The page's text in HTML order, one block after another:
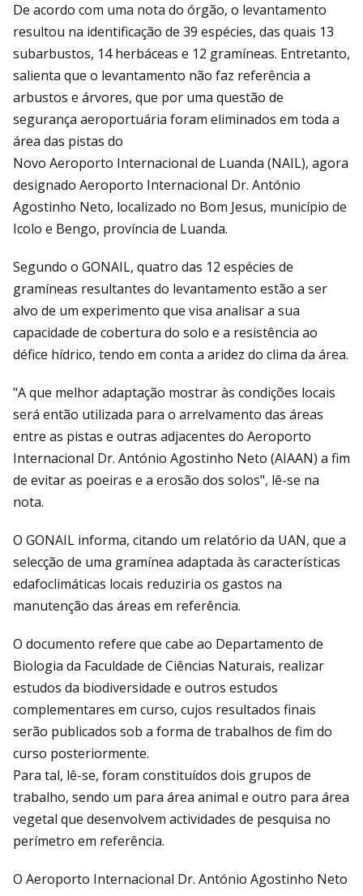
De acordo com uma nota do órgão, o levantamento
resultou na identificação de 39 espécies, das quais 13
subarbustos, 14 herbáceas e 12 gramíneas. Entretanto,
salienta que o levantamento não faz referência a
arbustos e árvores, que por uma questão de
segurança aeroportuária foram eliminados em toda a
área das pistas do
Novo Aeroporto Internacional de Luanda (NAIL), agora
designado Aeroporto Internacional Dr. António
Agostinho Neto, localizado no Bom Jesus, município de
Icolo e Bengo, província de Luanda.
Segundo o GONAIL, quatro das 12 espécies de
gramíneas resultantes do levantamento estão a ser
alvo de um experimento que visa analisar a sua
capacidade de cobertura do solo e a resistência ao
défice hídrico, tendo em conta a aridez do clima da área.
"A que melhor adaptação mostrar às condições locais
será então utilizada para o arrelvamento das áreas
entre as pistas e outras adjacentes do Aeroporto
Internacional Dr. António Agostinho Neto (AIAAN) a fim
de evitar as poeiras e a erosão dos solos", lê-se na
nota.
O GONAIL informa, citando um relatório da UAN, que a
selecção de uma gramínea adaptada às características
edafoclimáticas locais reduziria os gastos na
manutenção das áreas em referência.
O documento refere que cabe ao Departamento de
Biologia da Faculdade de Ciências Naturais, realizar
estudos da biodiversidade e outros estudos
complementares em curso, cujos resultados finais
serão publicados sob a forma de trabalhos de fim do
curso posteriormente.
Para tal, lê-se, foram constituídos dois grupos de
trabalho, sendo um para área animal e outro para área
vegetal que desenvolvem actividades de pesquisa no
perímetro em referência.
O Aeroporto Internacional Dr. António Agostinho Neto